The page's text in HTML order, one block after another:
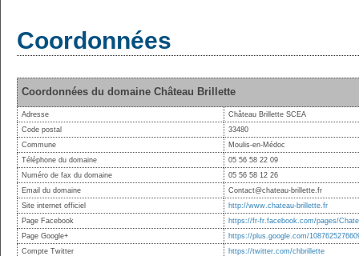
Coordonnées
Coordonnées du domaine Château Brillette
Adresse
Château Brillette SCEA
Code postal
33480
Commune
Moulis-en-Médoc
Téléphone du domaine
05 56 58 22 09
Numéro de fax du domaine
05 56 58 12 26
Email du domaine
Contact@chateau-brillette.fr
Site internet officiel
http://www.chateau-brillette.fr
Page Facebook
https://fr-fr.facebook.com/pages/
Page Google+
https://plus.google.com/
Compte Twitter
https://twitter.com/chbrillette